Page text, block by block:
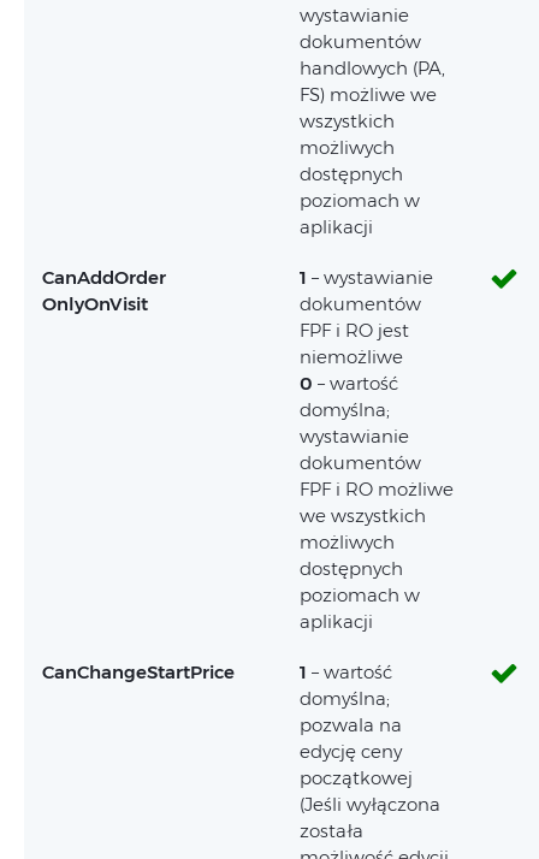
wystawianie
dokumentów
handlowych (PA,
FS) możliwe we
wszystkich
możliwych
dostępnych
poziomach w
aplikacji
CanAddOrder
OnlyOnVisit
1 – wystawianie
dokumentów
FPF i RO jest
niemożliwe
0 – wartość
domyślna;
wystawianie
dokumentów
FPF i RO możliwe
we wszystkich
możliwych
dostępnych
poziomach w
aplikacji
CanChangeStartPrice 1 – wartość
domyślna;
pozwala na
edycję ceny
początkowej
(Jeśli wyłączona
została